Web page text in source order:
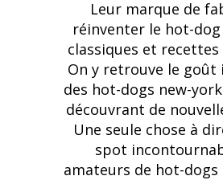
Leur marque de
réinventer le hot-
classiques et recettes
On y retrouve le goût
des hot-dogs new-
découvrant de
Une seule chose à
spot
amateurs de hot-